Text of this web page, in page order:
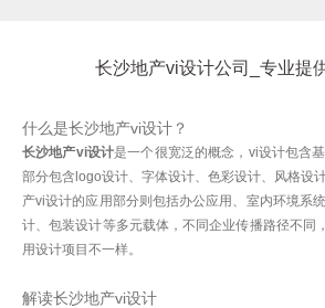
长沙地产vi设计公司_专业提
什么是长沙地产vi设计？
长沙地产vi设计是一个很宽泛的概念，vi设计包含
部分包含logo设计、字体设计、色彩设计、风格设
产vi设计的应用部分则包括办公应用、室内环境系
计、包装设计等多元载体，不同企业传播路径不同
用设计项目不一样。
解读长沙地产vi设计